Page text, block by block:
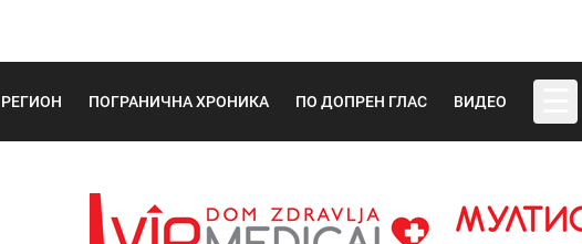
РЕГИОН ПОГРАНИЧНА ХРОНИКА ПО ДОПРЕН ГЛАС ВИДЕО